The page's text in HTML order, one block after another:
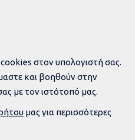
μέσων
Κωνσταντοπούλου
2 MIN READ